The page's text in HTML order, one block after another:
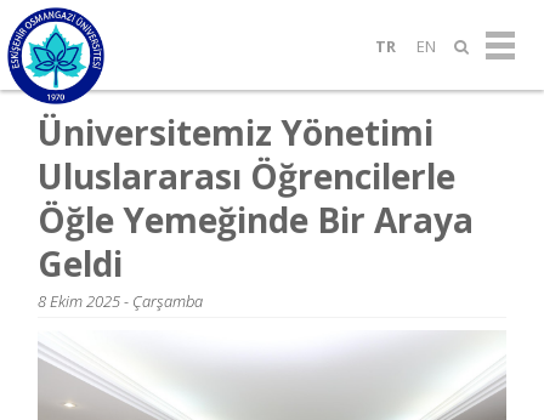
TR EN
Üniversitemiz Yönetimi
Uluslararası Öğrencilerle
Öğle Yemeğinde Bir Araya
Geldi
8 Ekim 2025 - Çarşamba